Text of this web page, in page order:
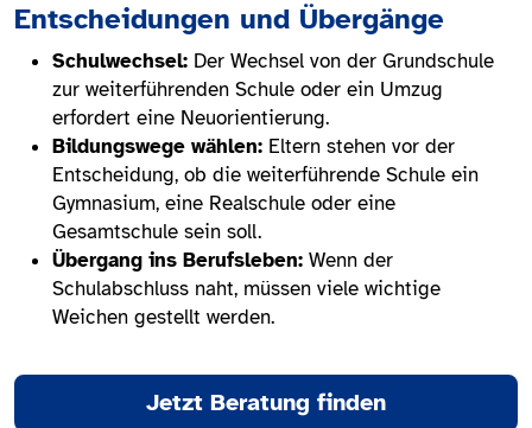
Entscheidungen und Übergänge
Schulwechsel: Der Wechsel von der Grundschule
zur weiterführenden Schule oder ein Umzug
erfordert eine Neuorientierung.
Bildungswege wählen: Eltern stehen vor der
Entscheidung, ob die weiterführende Schule ein
Gymnasium, eine Realschule oder eine
Gesamtschule sein soll.
Übergang ins Berufsleben: Wenn der
Schulabschluss naht, müssen viele wichtige
Weichen gestellt werden.
Jetzt Beratung finden